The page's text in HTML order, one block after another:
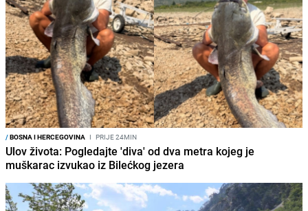
/BOSNA I HERCEGOVINA I PRIJE 24MIN
Ulov života: Pogledajte 'diva' od dva metra kojeg je
muškarac izvukao iz Bilećkog jezera